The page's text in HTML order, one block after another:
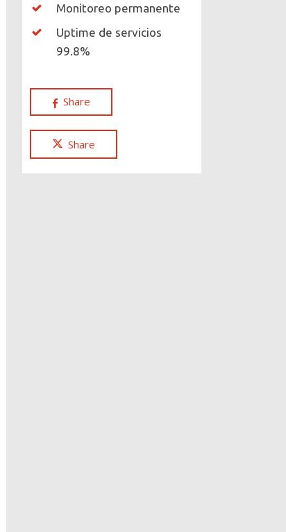
Monitoreo permanente
Uptime de servicios
99.8%
Share
Share